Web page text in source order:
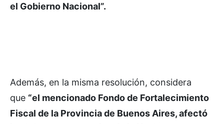
el Gobierno Nacional”.
Además, en la misma resolución, considera
que “el mencionado Fondo de Fortalecimiento
Fiscal de la Provincia de Buenos Aires, afectó